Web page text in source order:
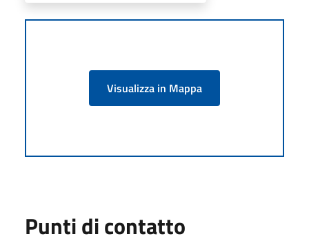
Visualizza in Mappa
Punti di contatto